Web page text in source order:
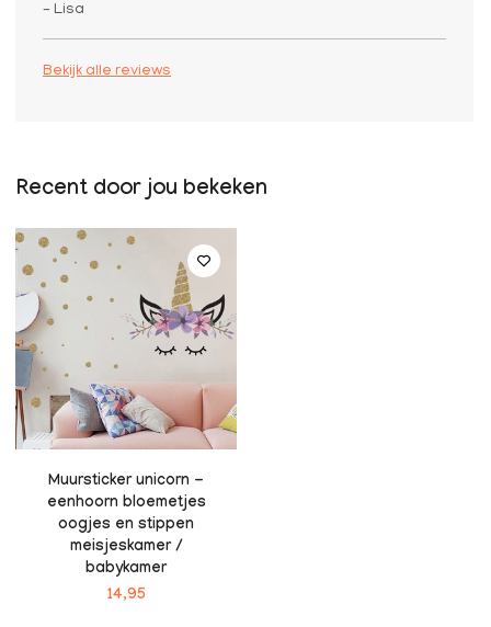
– Lisa
Bekijk alle reviews
Recent door jou bekeken
Muursticker unicorn -
eenhoorn bloemetjes
oogjes en stippen
meisjeskamer /
babykamer
14,95